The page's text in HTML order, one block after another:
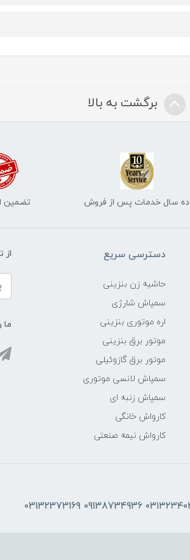
برگشت به بالا
ده سال خدمات پس از فروش تضمین
دسترسی سریع
حاشیه زن بنزینی
سمپاش شارژی
اره موتوری بنزینی
موتور برق بنزینی
موتور برق گازوئیلی
سمپاش لانسی موتوری
سمپاش زنبه ای
کارواش خانگی
کارواش نیمه صنعتی
از
ما